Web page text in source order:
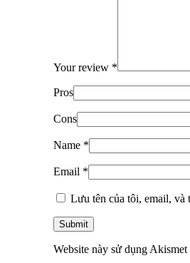
Your review *
Pros
Cons
Name *
Email *
Lưu tên của tôi, email, và
Website này sử dụng Akismet